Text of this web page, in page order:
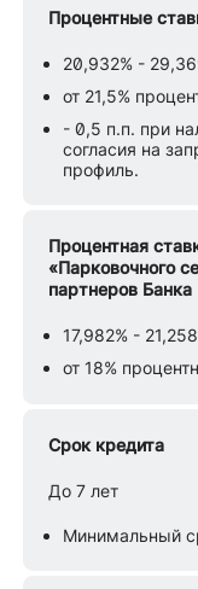
Процентные
20,932% -
от 21,5%
- 0,5 п.п. при
согласия на
профиль.
Процентная
«Парковочного
партнеров Банка
17,982% -
от 18%
Срок кредита
До 7 лет
Минимальный